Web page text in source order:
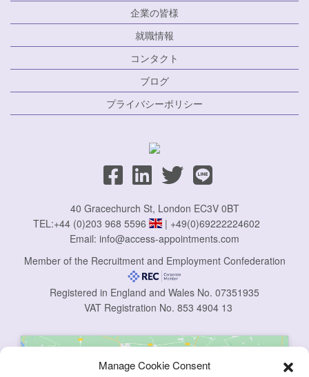
Manage Cookie Consent
企業の皆様
就職情報
コンタクト
ブログ
プライバシーポリシー
40 Gracechurch St, London EC3V 0BT
TEL:+44 (0)203 968 5596 | +49(0)69222224602
Email: info@access-appointments.com
Member of the Recruitment and Employment Confederation
Registered in England and Wales No. 07351935
VAT Registration No. 853 4904 13